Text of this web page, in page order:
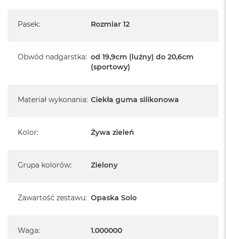
Pasek: Rozmiar 12
Obwód nadgarstka: od 19,9cm (luźny) do 20,6cm
(sportowy)
Materiał wykonania: Ciekła guma silikonowa
Kolor: Żywa zieleń
Grupa kolorów: Zielony
Zawartość zestawu: Opaska Solo
Waga: 1.000000